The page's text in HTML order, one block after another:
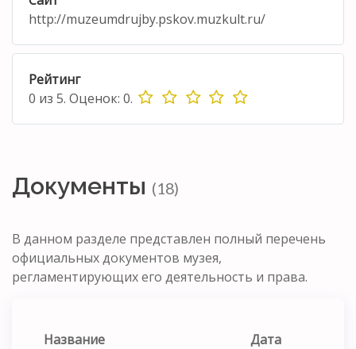
http://muzeumdrujby.pskov.muzkult.ru/
Рейтинг
0 из 5. Оценок: 0.
Документы (18)
В данном разделе представлен полный перечень
официальных документов музея,
регламентирующих его деятельность и права.
Название Дата